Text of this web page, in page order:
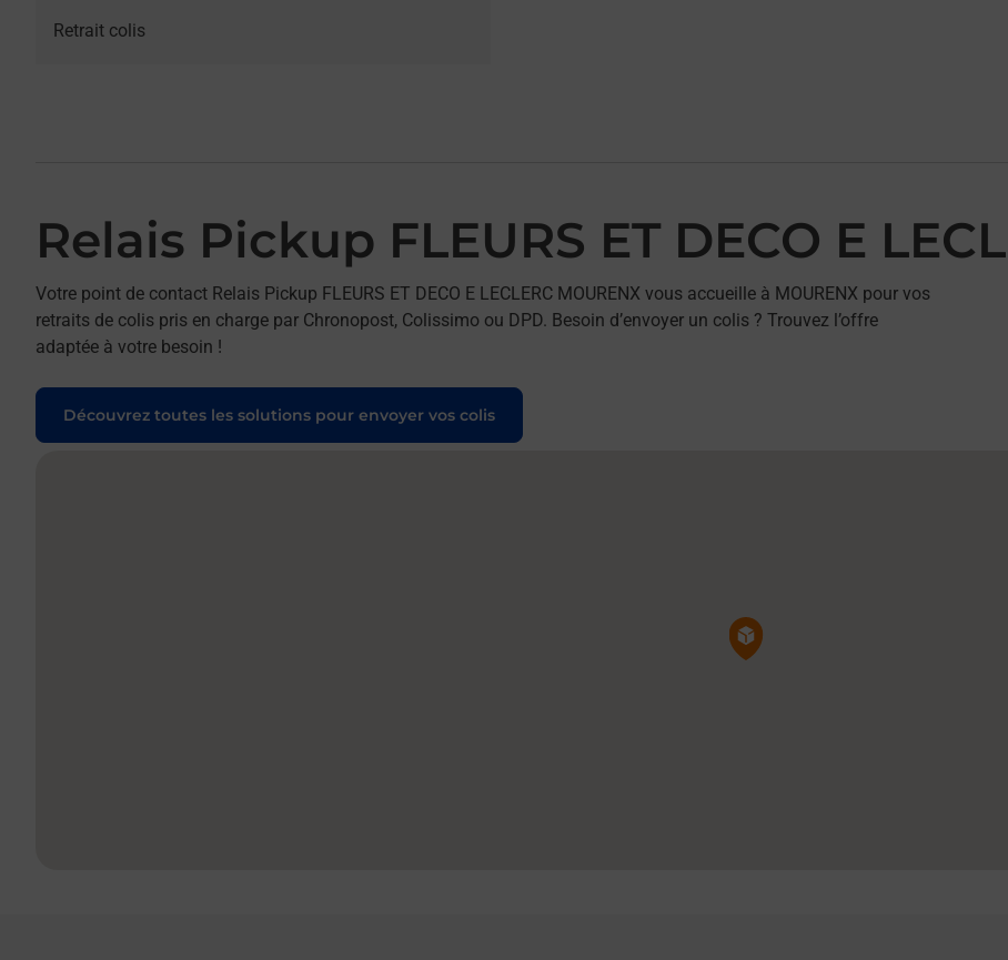
Retrait colis
Relais Pickup FLEURS ET DECO E
Votre point de contact Relais Pickup FLEURS ET DECO E LECLERC MOURENX vous accueille à MOURENX pour vos
retraits de colis pris en charge par Chronopost, Colissimo ou DPD. Besoin d’envoyer un colis ? Trouvez l’offre
adaptée à votre besoin !
Découvrez toutes les solutions pour envoyer vos colis
Pin de la carte